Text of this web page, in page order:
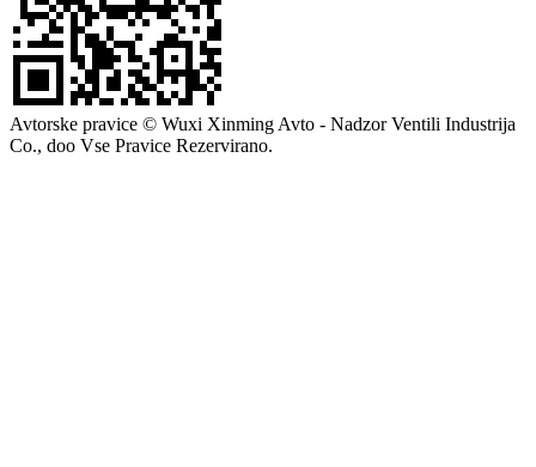
Avtorske pravice © Wuxi Xinming Avto - Nadzor Ventili Industrija
Co., doo Vse Pravice Rezervirano.